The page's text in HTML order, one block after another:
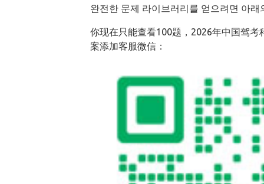
완전한 문제 라이브러리를 얻으려면 아
你现在只能查看100题，2026年中国驾
案添加客服微信：